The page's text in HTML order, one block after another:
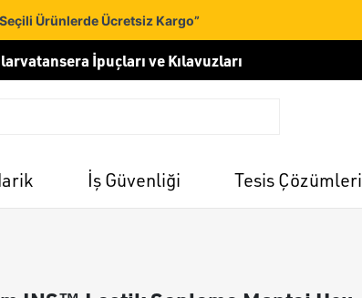
Ürünlerde Ücretsiz Kargo”
vatansera İpuçları ve Kılavuzları
İş Güvenliği Tesis Çözümleri